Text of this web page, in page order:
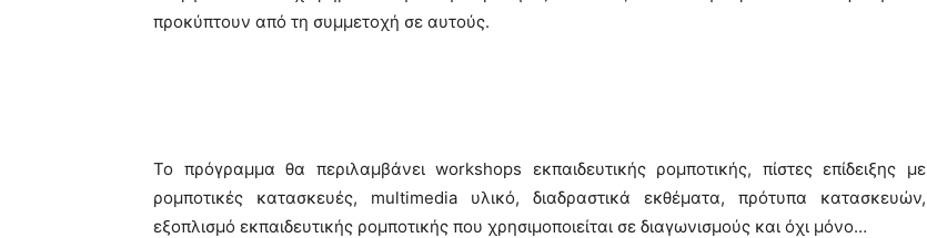
προκύπτουν από τη συμμετοχή σε αυτούς.
Το πρόγραμμα θα περιλαμβάνει workshops εκπαιδευτικής ρομποτικής, πίστες επίδειξης με
ρομποτικές κατασκευές, multimedia υλικό, διαδραστικά εκθέματα, πρότυπα κατασκευών,
εξοπλισμό εκπαιδευτικής ρομποτικής που χρησιμοποιείται σε διαγωνισμούς και όχι μόνο…